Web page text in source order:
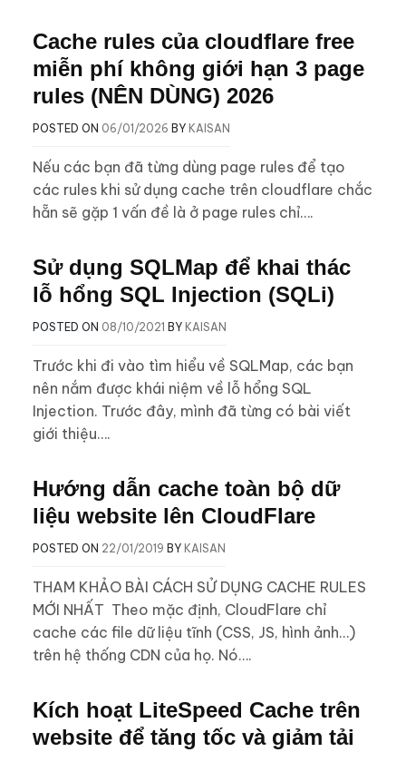
Cache rules của cloudflare free
miễn phí không giới hạn 3 page
rules (NÊN DÙNG) 2026
POSTED ON 06/01/2026 BY KAISAN
Nếu các bạn đã từng dùng page rules để tạo
các rules khi sử dụng cache trên cloudflare chắc
hẵn sẽ gặp 1 vấn đề là ở page rules chỉ….
Sử dụng SQLMap để khai thác
lỗ hổng SQL Injection (SQLi)
POSTED ON 08/10/2021 BY KAISAN
Trước khi đi vào tìm hiểu về SQLMap, các bạn
nên nắm được khái niệm về lỗ hổng SQL
Injection. Trước đây, mình đã từng có bài viết
giới thiệu….
Hướng dẫn cache toàn bộ dữ
liệu website lên CloudFlare
POSTED ON 22/01/2019 BY KAISAN
THAM KHẢO BÀI CÁCH SỬ DỤNG CACHE RULES
MỚI NHẤT Theo mặc định, CloudFlare chỉ
cache các file dữ liệu tĩnh (CSS, JS, hình ảnh…)
trên hệ thống CDN của họ. Nó….
Kích hoạt LiteSpeed Cache trên
website để tăng tốc và giảm tải